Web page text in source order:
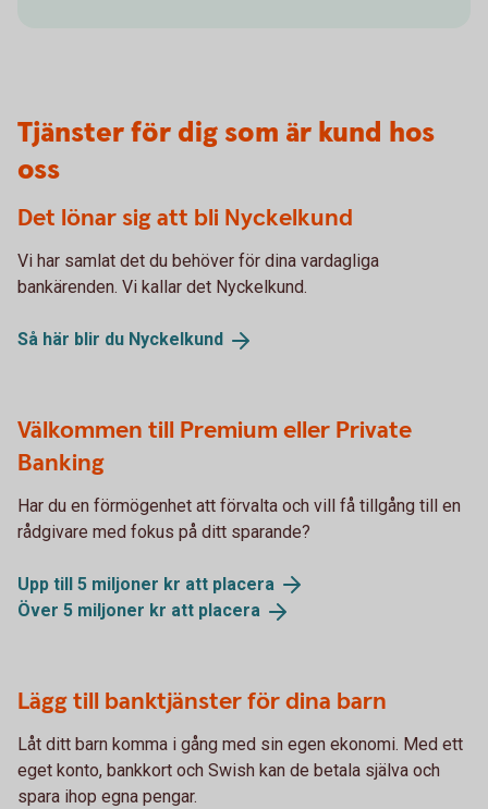
Tjänster för dig som är kund hos
oss
Det lönar sig att bli Nyckelkund
Vi har samlat det du behöver för dina vardagliga
bankärenden. Vi kallar det Nyckelkund.
Så här blir du Nyckelkund
Välkommen till Premium eller Private
Banking
Har du en förmögenhet att förvalta och vill få tillgång till en
rådgivare med fokus på ditt sparande?
Upp till 5 miljoner kr att placera
Över 5 miljoner kr att placera
Lägg till banktjänster för dina barn
Låt ditt barn komma i gång med sin egen ekonomi. Med ett
eget konto, bankkort och Swish kan de betala själva och
spara ihop egna pengar.